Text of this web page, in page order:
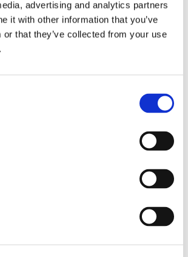
advertising and analytics partners
it with other information that you’ve
or that they’ve collected from your use